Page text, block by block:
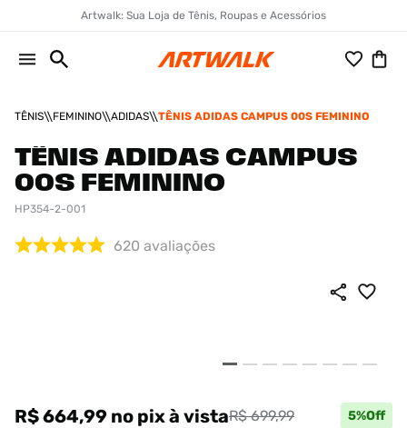
Artwalk: Sua Loja de Tênis, Roupas e Acessórios
TÊNIS FEMININO ADIDAS TÊNIS ADIDAS CAMPUS 00S FEMININO
TÊNIS ADIDAS CAMPUS
00S FEMININO
HP354-2-001
620 avaliações
R$ 664,99 no pixà vistaR$ 699,99 5%Off